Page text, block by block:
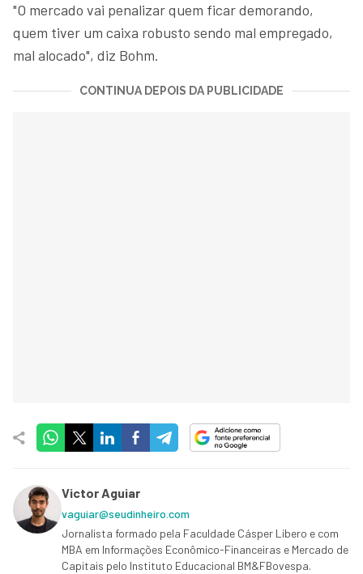
"O mercado vai penalizar quem ficar demorando,
quem tiver um caixa robusto sendo mal empregado,
mal alocado", diz Bohm.
CONTINUA DEPOIS DA PUBLICIDADE
Victor Aguiar
vaguiar@seudinheiro.com
Jornalista formado pela Faculdade Cásper Líbero e com
MBA em Informações Econômico-Financeiras e Mercado de
Capitais pelo Instituto Educacional BM&FBovespa.